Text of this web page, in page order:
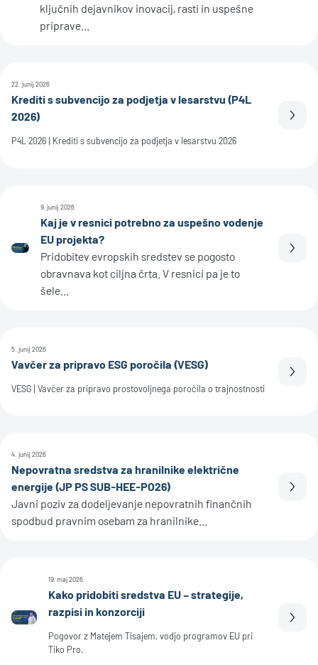
ključnih dejavnikov inovacij, rasti in uspešne
priprave...
22. junij 2026
Krediti s subvencijo za podjetja v lesarstvu (P4L
2026)
P4L 2026 | Krediti s subvencijo za podjetja v lesarstvu 2026
9. junij 2026
Kaj je v resnici potrebno za uspešno vodenje
EU projekta?
Pridobitev evropskih sredstev se pogosto
obravnava kot ciljna črta. V resnici pa je to
šele...
5. junij 2026
Vavčer za pripravo ESG poročila (VESG)
VESG | Vavčer za pripravo prostovoljnega poročila o trajnostnosti
4. junij 2026
Nepovratna sredstva za hranilnike električne
energije (JP PS SUB-HEE-PO26)
Javni poziv za dodeljevanje nepovratnih finančnih
spodbud pravnim osebam za hranilnike...
19. maj 2026
Kako pridobiti sredstva EU – strategije,
razpisi in konzorciji
Pogovor z Matejem Tisajem, vodjo programov EU pri
Tiko Pro.